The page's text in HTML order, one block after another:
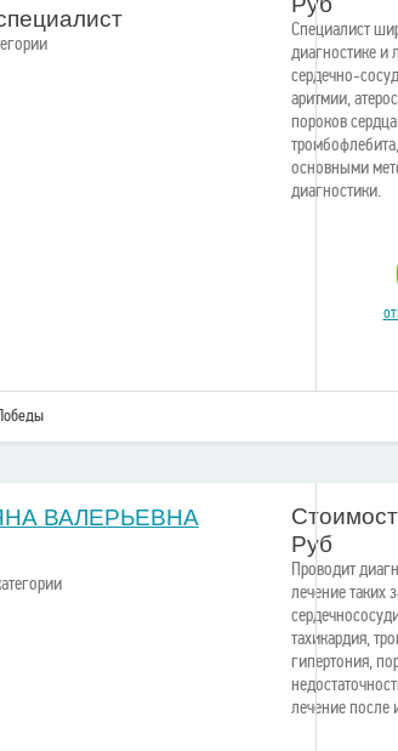
Специалист
диагностике и
сердечно-
аритмии,
пороков
основными
диагностики.
ВАЛЕРЬЕВНА
Руб
Проводит
лечение таких
тахикардия,
гипертония,
лечение после